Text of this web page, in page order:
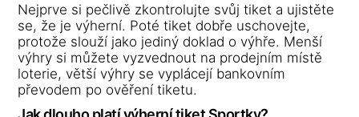
Nejprve si pečlivě zkontrolujte svůj tiket a ujistěte
se, že je výherní. Poté tiket dobře uschovejte,
protože slouží jako jediný doklad o výhře. Menší
výhry si můžete vyzvednout na prodejním místě
loterie, větší výhry se vyplácejí bankovním
převodem po ověření tiketu.